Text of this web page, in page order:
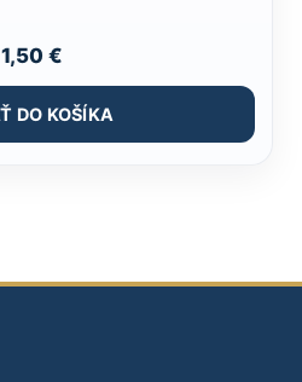
1,50 €
DO KOŠÍKA